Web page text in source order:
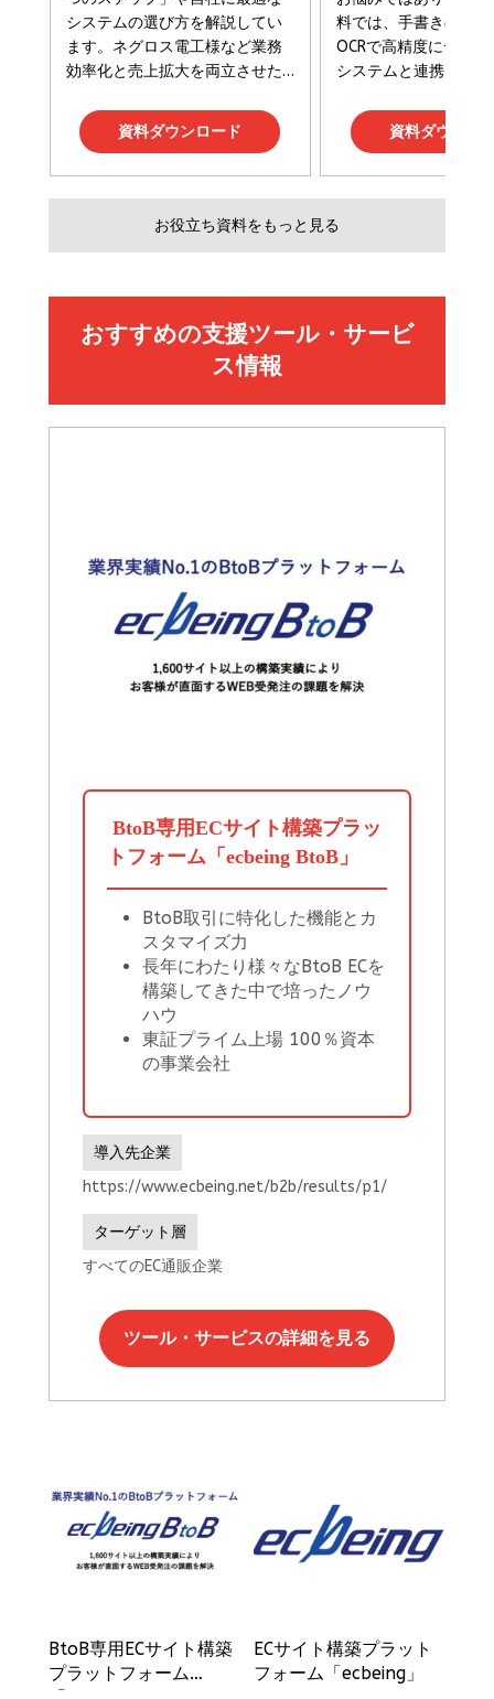
Amazonランキングをもっと見る
Amazonランキングをもっと見る
Amazonランキングをもっと見る